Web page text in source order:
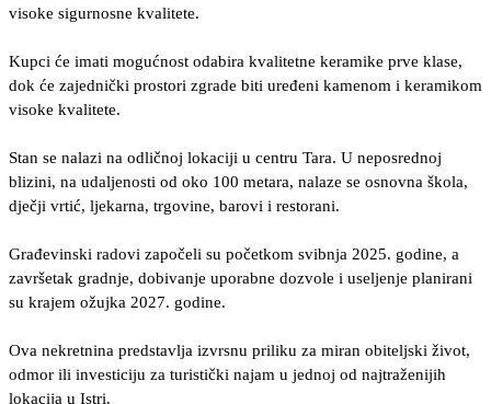
visoke sigurnosne kvalitete.
Kupci će imati mogućnost odabira kvalitetne keramike prve klase,
dok će zajednički prostori zgrade biti uređeni kamenom i keramikom
visoke kvalitete.
Stan se nalazi na odličnoj lokaciji u centru Tara. U neposrednoj
blizini, na udaljenosti od oko 100 metara, nalaze se osnovna škola,
dječji vrtić, ljekarna, trgovine, barovi i restorani.
Građevinski radovi započeli su početkom svibnja 2025. godine, a
završetak gradnje, dobivanje uporabne dozvole i useljenje planirani
su krajem ožujka 2027. godine.
Ova nekretnina predstavlja izvrsnu priliku za miran obiteljski život,
odmor ili investiciju za turistički najam u jednoj od najtraženijih
lokacija u Istri.